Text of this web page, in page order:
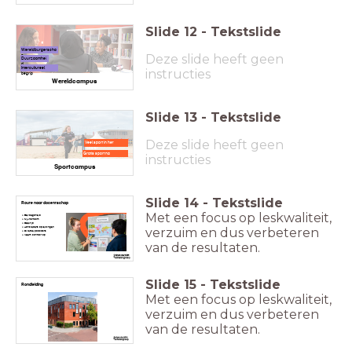
Wereldcampus
Wereldburgerscha
p
Duurzaamhei
d
Intercultureel
begrip
Slide 12 - Tekstslide
Deze slide heeft geen
instructies
Sportcampus
Veel sport in het
rooster
Gratis sport na
schooltijd
Slide 13 - Tekstslide
Deze slide heeft geen
instructies
Route naar docentschap
Bevoegdheid
Zij-instroom
Deeltijd
Aanbieders opleidingen
Diverse podcasts
Neem contact op
Slide 14 - Tekstslide
Met een focus op leskwaliteit,
verzuim en dus verbeteren
van de resultaten.
Rondleiding Slide 15 - Tekstslide
Met een focus op leskwaliteit,
verzuim en dus verbeteren
van de resultaten.